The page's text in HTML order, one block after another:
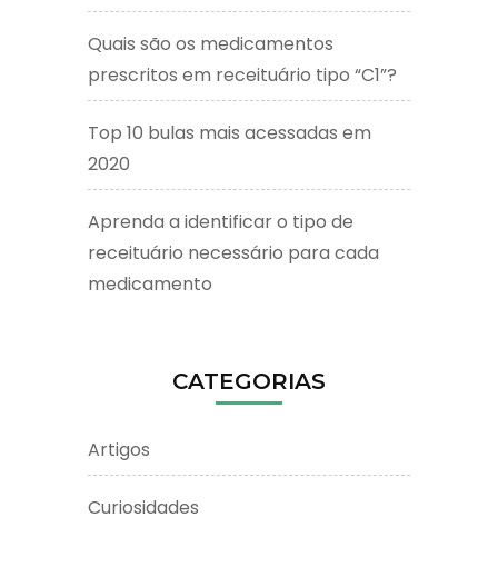
Quais são os medicamentos
prescritos em receituário tipo “C1”?
Top 10 bulas mais acessadas em
2020
Aprenda a identificar o tipo de
receituário necessário para cada
medicamento
CATEGORIAS
Artigos
Curiosidades